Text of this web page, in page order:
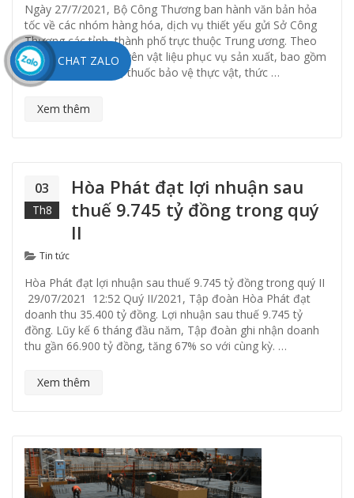
Ngày 27/7/2021, Bộ Công Thương ban hành văn bản hỏa
tốc về các nhóm hàng hóa, dịch vụ thiết yếu gửi Sở Công
Thương các tỉnh, thành phố trực thuộc Trung ương. Theo
đó, nhóm hàng nguyên vật liệu phục vụ sản xuất, bao gồm
sắt thép, phân bón, thuốc bảo vệ thực vật, thức …
Xem thêm
03
Th8
Hòa Phát đạt lợi nhuận sau
thuế 9.745 tỷ đồng trong quý
II
Categories
Tin tức
Hòa Phát đạt lợi nhuận sau thuế 9.745 tỷ đồng trong quý II
29/07/2021 12:52 Quý II/2021, Tập đoàn Hòa Phát đạt
doanh thu 35.400 tỷ đồng. Lợi nhuận sau thuế 9.745 tỷ
đồng. Lũy kế 6 tháng đầu năm, Tập đoàn ghi nhận doanh
thu gần 66.900 tỷ đồng, tăng 67% so với cùng kỳ. …
Xem thêm
CHAT ZALO